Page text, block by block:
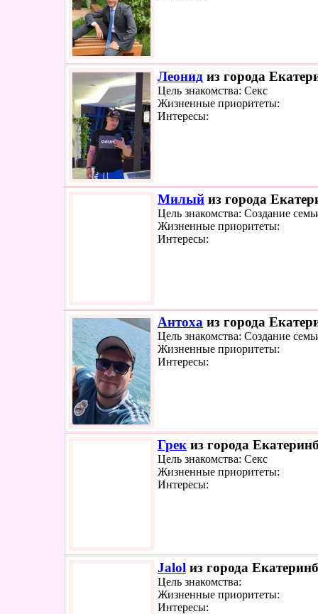
Леонид из города
Цель знакомства: Секс
Жизненные приоритеты:
Интересы:
Милый из города
Цель знакомства: Создание
Жизненные приоритеты:
Интересы:
Антоха из города
Цель знакомства: Создание
Жизненные приоритеты:
Интересы:
Грек из города
Цель знакомства: Секс
Жизненные приоритеты:
Интересы:
Jalol из города
Цель знакомства:
Жизненные приоритеты:
Интересы: